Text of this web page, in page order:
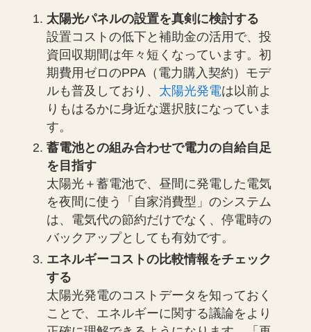
太陽光パネルの設置を真剣に検討する
設置コストの低下と補助金の活用で、投
資回収期間は年々短くなっています。初
期費用ゼロのPPA（電力購入契約）モデ
ルも普及しており、 太陽光発電は以前よ
りもはるかに身近な選択肢になっていま
す。
蓄電池との組み合わせで電力の自給自足
を目指す
太陽光＋蓄電池で、昼間に発電した電気
を夜間に使う「自家消費型」のシステム
は、電気代の節約だけでなく、停電時の
バックアップとしても有効です。
エネルギーコストの比較情報をチェック
する
太陽光発電のコストデータを知っておく
ことで、エネルギーに関する議論をより